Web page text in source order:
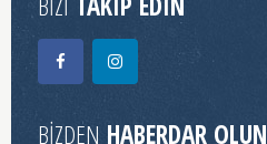
BİZDEN HABERDAR OLUN